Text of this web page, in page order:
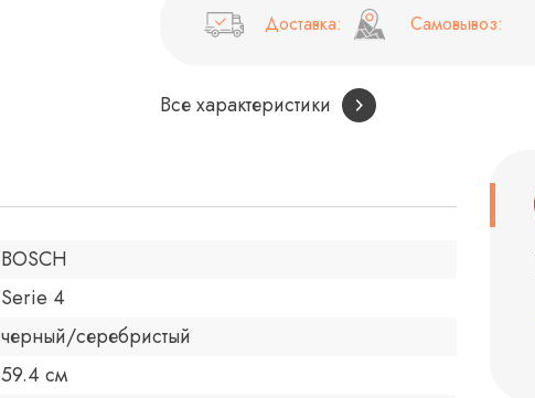
Доставка: Самовывоз:
Все характеристики
BOSCH
Serie 4
черный/серебристый
59.4 см